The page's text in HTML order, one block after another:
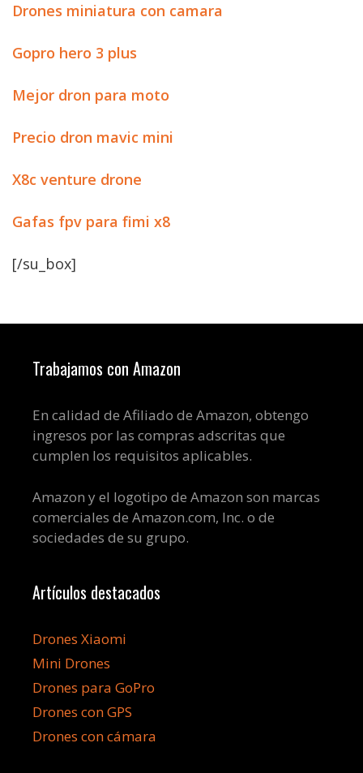
Drones miniatura con camara
Gopro hero 3 plus
Mejor dron para moto
Precio dron mavic mini
X8c venture drone
Gafas fpv para fimi x8
[/su_box]
Trabajamos con Amazon
En calidad de Afiliado de Amazon, obtengo
ingresos por las compras adscritas que
cumplen los requisitos aplicables.
Amazon y el logotipo de Amazon son marcas
comerciales de Amazon.com, Inc. o de
sociedades de su grupo.
Artículos destacados
Drones Xiaomi
Mini Drones
Drones para GoPro
Drones con GPS
Drones con cámara